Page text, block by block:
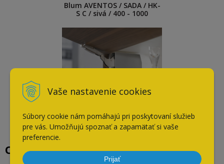
Vaše nastavenie cookies
Súbory cookie nám pomáhajú pri poskytovaní služieb
pre vás. Umožňujú spoznať a zapamätať si vaše
preferencie.
Prijať
Blum AVENTOS / SADA / HK-
S C / sivá / 400 - 1000
Overené našimi zákazníkmi